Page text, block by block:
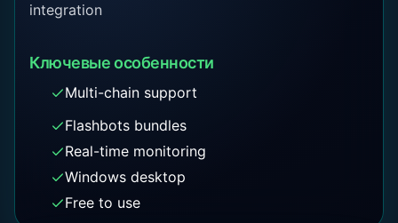
integration
Ключевые особенности
Multi-chain support
Flashbots bundles
Real-time monitoring
Windows desktop
Free to use